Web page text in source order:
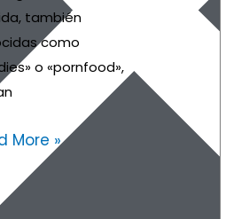
también
como
o «pornfood»,
More »